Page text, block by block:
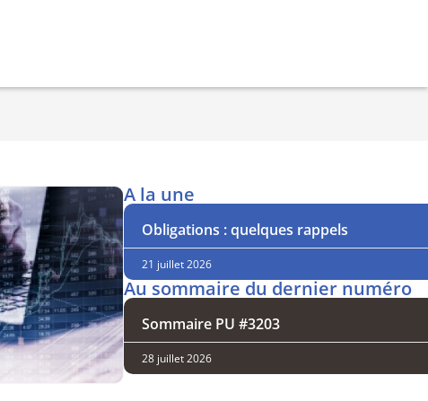
A la une
Obligations : quelques rappels
21 juillet 2026
Au sommaire du dernier numéro
Sommaire PU #3203
28 juillet 2026